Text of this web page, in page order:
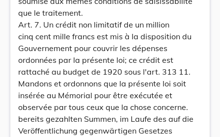
que le traitement.
Art. 7. Un crédit non limitatif de un million
cinq cent mille francs est mis à la disposition du
Gouvernement pour couvrir les dépenses
ordonnées par la présente loi; ce crédit est
rattaché au budget de 1920 sous l'art. 313 11.
Mandons et ordonnons que la présente loi soit
insérée au Mémorial pour être exécutée et
observée par tous ceux que la chose concerne.
bereits gezahlten Summen, im Laufe des auf die
Veröffentlichung gegenwärtigen Gesetzes